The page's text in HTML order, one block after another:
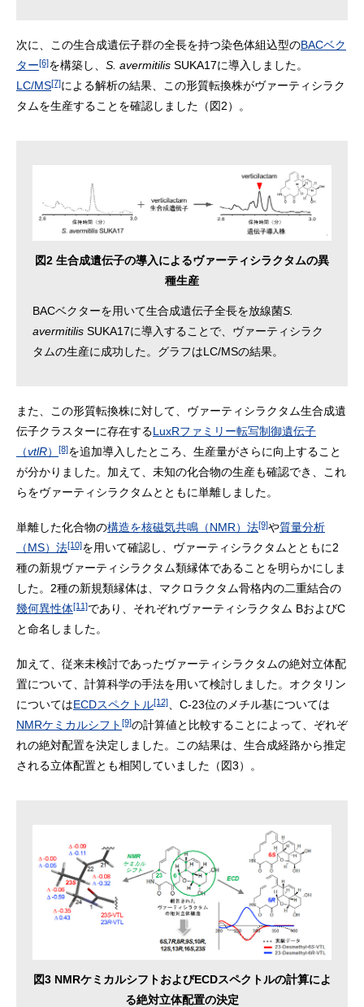
次に、この生合成遺伝子群の全長を持つ染色体組込型のBACベク
ター[6]を構築し、 S. avermitilis SUKA17に導入しました。
LC/MS[7]による解析の結果、この形質転換株がヴァーティシラク
タムを生産することを確認しました（図2）。
図2 生合成遺伝子の導入によるヴァーティシラクタムの異
種生産
BACベクターを用いて生合成遺伝子全長を放線菌S.
avermitilis SUKA17に導入することで、ヴァーティシラク
タムの生産に成功した。グラフはLC/MSの結果。
また、この形質転換株に対して、ヴァーティシラクタム生合成遺
伝子クラスターに存在するLuxRファミリー転写制御遺伝子
（vtlR） [8]を追加導入したところ、生産量がさらに向上すること
が分かりました。加えて、未知の化合物の生産も確認でき、これ
らをヴァーティシラクタムとともに単離しました。
単離した化合物の構造を核磁気共鳴（NMR）法[9]や質量分析
（MS）法[10]を用いて確認し、ヴァーティシラクタムとともに2
種の新規ヴァーティシラクタム類縁体であることを明らかにしま
した。2種の新規類縁体は、マクロラクタム骨格内の二重結合の
幾何異性体[11]であり、それぞれヴァーティシラクタム BおよびC
と命名しました。
加えて、従来未検討であったヴァーティシラクタムの絶対立体配
置について、計算科学の手法を用いて検討しました。オクタリン
についてはECDスペクトル[12]
、C-23位のメチル基については
NMRケミカルシフト [9]の計算値と比較することによって、ぞれぞ
れの絶対配置を決定しました。この結果は、生合成経路から推定
される立体配置とも相関していました（図3）。
図3 NMRケミカルシフトおよびECDスペクトルの計算によ
る絶対立体配置の決定